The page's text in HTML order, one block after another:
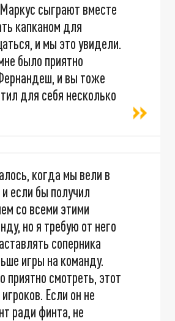
сыграют вместе
капканом для
и мы это увидели.
было приятно
и вы тоже
для себя несколько
когда мы вели в
если бы получил
со всеми этими
но я требую от него
соперника
игры на команду.
смотреть, этот
Если он не
ради финта, не